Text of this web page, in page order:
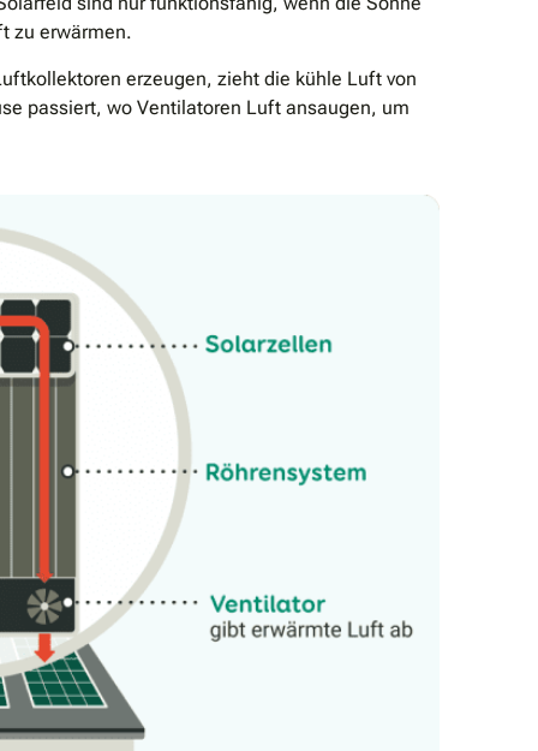
zu erwärmen.
erzeugen, zieht die kühle Luft von
passiert, wo Ventilatoren Luft ansaugen, um